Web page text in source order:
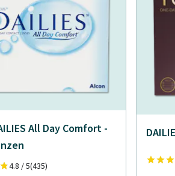
All Day Comfort -
4.8 / 5(435)